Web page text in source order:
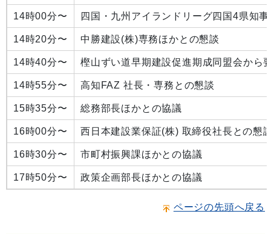
14時00分〜 四国・九州アイランドリーグ四国4県知
14時20分〜 中勝建設(株)専務ほかとの懇談
14時40分〜 樫山ずい道早期建設促進期成同盟会から
14時55分〜 高知FAZ 社長・専務との懇談
15時35分〜 総務部長ほかとの協議
16時00分〜 西日本建設業保証(株) 取締役社長との懇
16時30分〜 市町村振興課ほかとの協議
17時50分〜 政策企画部長ほかとの協議
ページの先頭へ戻る